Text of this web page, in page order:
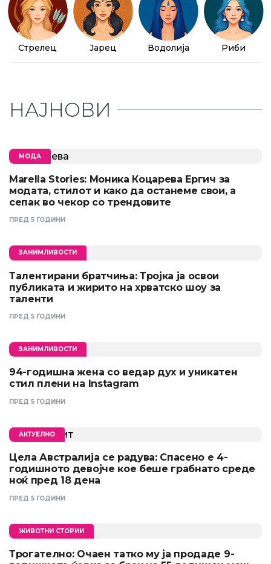
Стрелец Јарец Водолија Риби
НАЈНОВИ
МОДА
Marella Stories: Моника Коцарева Ергич за
модата, стилот и како да останеме свои, а
сепак во чекор со трендовите
ПРЕД 5 ГОДИНИ
ЗАНИМЛИВОСТИ
Талентирани братчиња: Тројка ја освои
публиката и жирито на хрватско шоу за
таленти
ПРЕД 5 ГОДИНИ
ЗАНИМЛИВОСТИ
94-годишна жена со ведар дух и уникатен
стил плени на Instagram
ПРЕД 5 ГОДИНИ
АКТУЕЛНО
Цела Австралија се радува: Спасено е 4-
годишното девојче кое беше грабнато среде
ноќ пред 18 дена
ПРЕД 5 ГОДИНИ
ЖИВОТНИ СТОРИИ
Трогателно: Очаен татко му ја продаде 9-